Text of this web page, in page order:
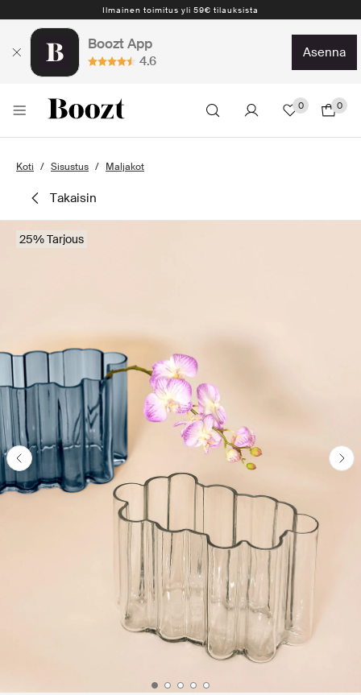
Ilmainen toimitus yli 59€ tilauksista
Boozt App
4.6
asenna
0 0
Koti Sisustus Maljakot
takaisin
25% Tarjous